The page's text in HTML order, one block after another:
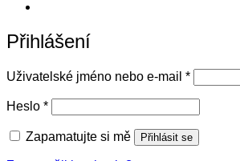
Přihlášení
Uživatelské jméno nebo e-mail *Povinné
Heslo *Povinné
Zapamatujte si mě Přihlásit se